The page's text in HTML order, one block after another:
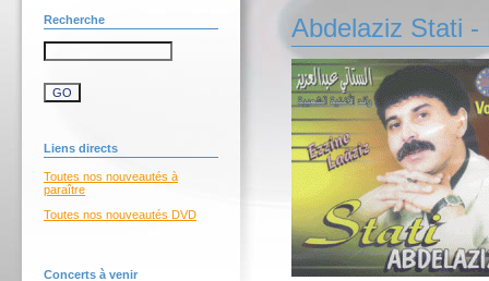
Recherche
Liens directs
Toutes nos nouveautés à
paraître
Toutes nos nouveautés DVD
Concerts à venir
Abdelaziz Stati -